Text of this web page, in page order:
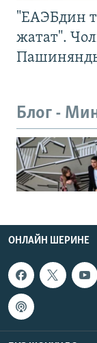
"ЕАЭБдин
жатат".
Блог -
ОНЛАЙН ШЕРИНЕ